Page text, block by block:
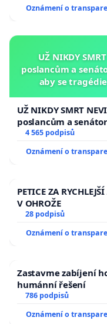
společnost,
Proto žádáme:
Demisi či odvolání
ministra kultury
Petice vznikla z
kultury v České
Oznámení o
UŽ NIKDY
poslancům a
aby se
UŽ NIKDY SMRT
poslancům a
aby se tragédie
4 565 podpisů
Oznámení o
PETICE ZA
V OHROŽE
28 podpisů
Oznámení o
Zastavme zabíjení
humánní řešení
786 podpisů
Oznámení o